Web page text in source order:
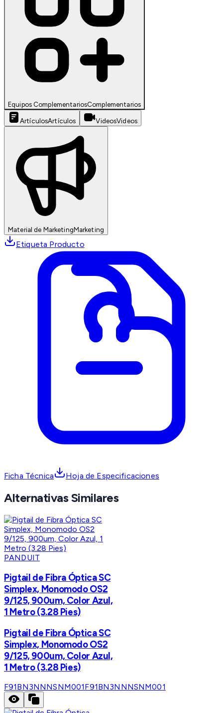
Equipos ComplementariosComplementarios
ArtículosArtículos VideosVideos
Material de MarketingMarketing
Etiqueta Producto
Ficha Técnica Hoja de Especificaciones
Alternativas Similares
PANDUIT
Pigtail de Fibra Óptica SC
Simplex, Monomodo OS2
9/125, 900um, Color Azul,
1 Metro (3.28 Pies)
Pigtail de Fibra Óptica SC
Simplex, Monomodo OS2
9/125, 900um, Color Azul,
1 Metro (3.28 Pies)
F91BN3NNNSNM001F91BN3NNNSNM001